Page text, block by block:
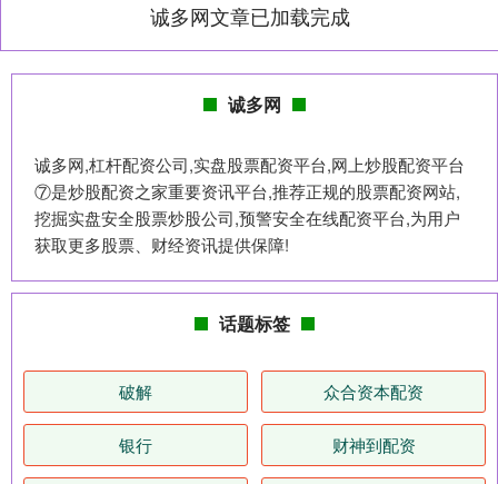
诚多网文章已加载完成
诚多网
诚多网,杠杆配资公司,实盘股票配资平台,网上炒股配资平台
⑦是炒股配资之家重要资讯平台,推荐正规的股票配资网站,
挖掘实盘安全股票炒股公司,预警安全在线配资平台,为用户
获取更多股票、财经资讯提供保障!
话题标签
破解 众合资本配资
银行 财神到配资